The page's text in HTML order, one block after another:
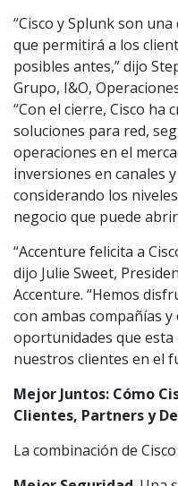
“Cisco y Splunk son
que permitirá a los
posibles antes,” dijo
Grupo, I&O,
“Con el cierre, Cisco ha
soluciones para red,
operaciones en el
inversiones en canales
considerando los
negocio que puede
“Accenture felicita a
dijo Julie Sweet,
Accenture. “Hemos
con ambas compañías
oportunidades que
nuestros clientes en el
Mejor Juntos: Cómo
Clientes, Partners y
La combinación de